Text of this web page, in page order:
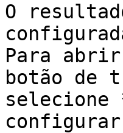
O
Para abrir
botão de
selecione